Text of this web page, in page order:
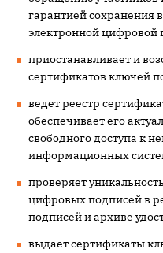
гарантией сохранения
электронной цифровой
приостанавливает и
сертификатов ключей
ведет реестр
обеспечивает его
свободного доступа к
информационных
проверяет
цифровых подписей в
подписей и архиве
выдает сертификаты